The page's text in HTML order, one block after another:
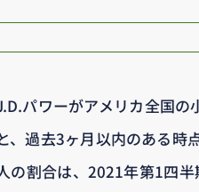
パワーがアメリカ全国
、過去3ヶ月以内のある時
の割合は、2021年第1四